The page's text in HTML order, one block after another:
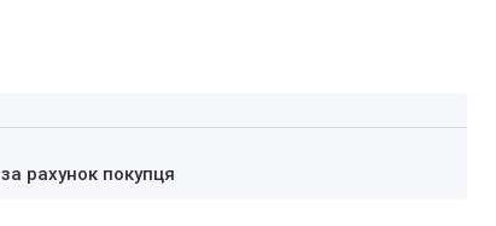
за рахунок покупця